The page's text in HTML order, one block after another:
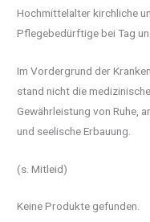
Hochmittelalter kirchliche
Pflegebedürftige bei Tag
Im Vordergrund der
stand nicht die
Gewährleistung von Ruhe,
und seelische Erbauung.
(s. Mitleid)
Keine Produkte gefunden.